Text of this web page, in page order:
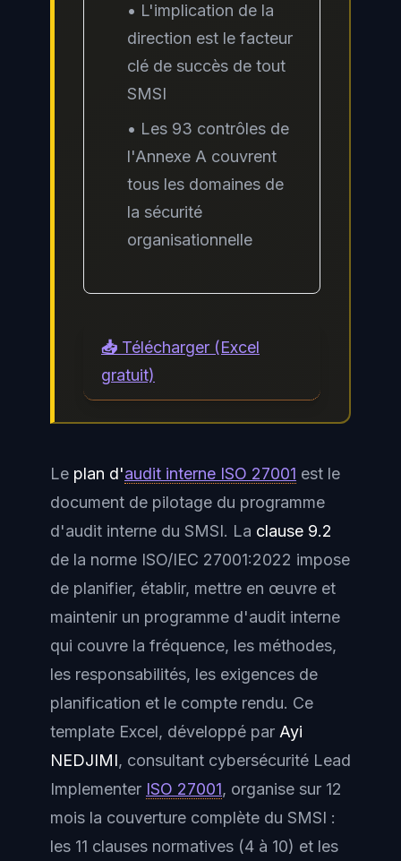
• L'implication de la
direction est le facteur
clé de succès de tout
SMSI
• Les 93 contrôles de
l'Annexe A couvrent
tous les domaines de
la sécurité
organisationnelle
📥 Télécharger (Excel
gratuit)
Le plan d'audit interne ISO 27001 est le
document de pilotage du programme
d'audit interne du SMSI. La clause 9.2
de la norme ISO/IEC 27001:2022 impose
de planifier, établir, mettre en œuvre et
maintenir un programme d'audit interne
qui couvre la fréquence, les méthodes,
les responsabilités, les exigences de
planification et le compte rendu. Ce
template Excel, développé par Ayi
NEDJIMI, consultant cybersécurité Lead
Implementer ISO 27001, organise sur 12
mois la couverture complète du SMSI :
les 11 clauses normatives (4 à 10) et les